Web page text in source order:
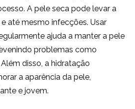
A pele seca pode levar a
até mesmo infecções. Usar
ajuda a manter a pele
problemas como
disso, a hidratação
a aparência da pele,
e jovem.